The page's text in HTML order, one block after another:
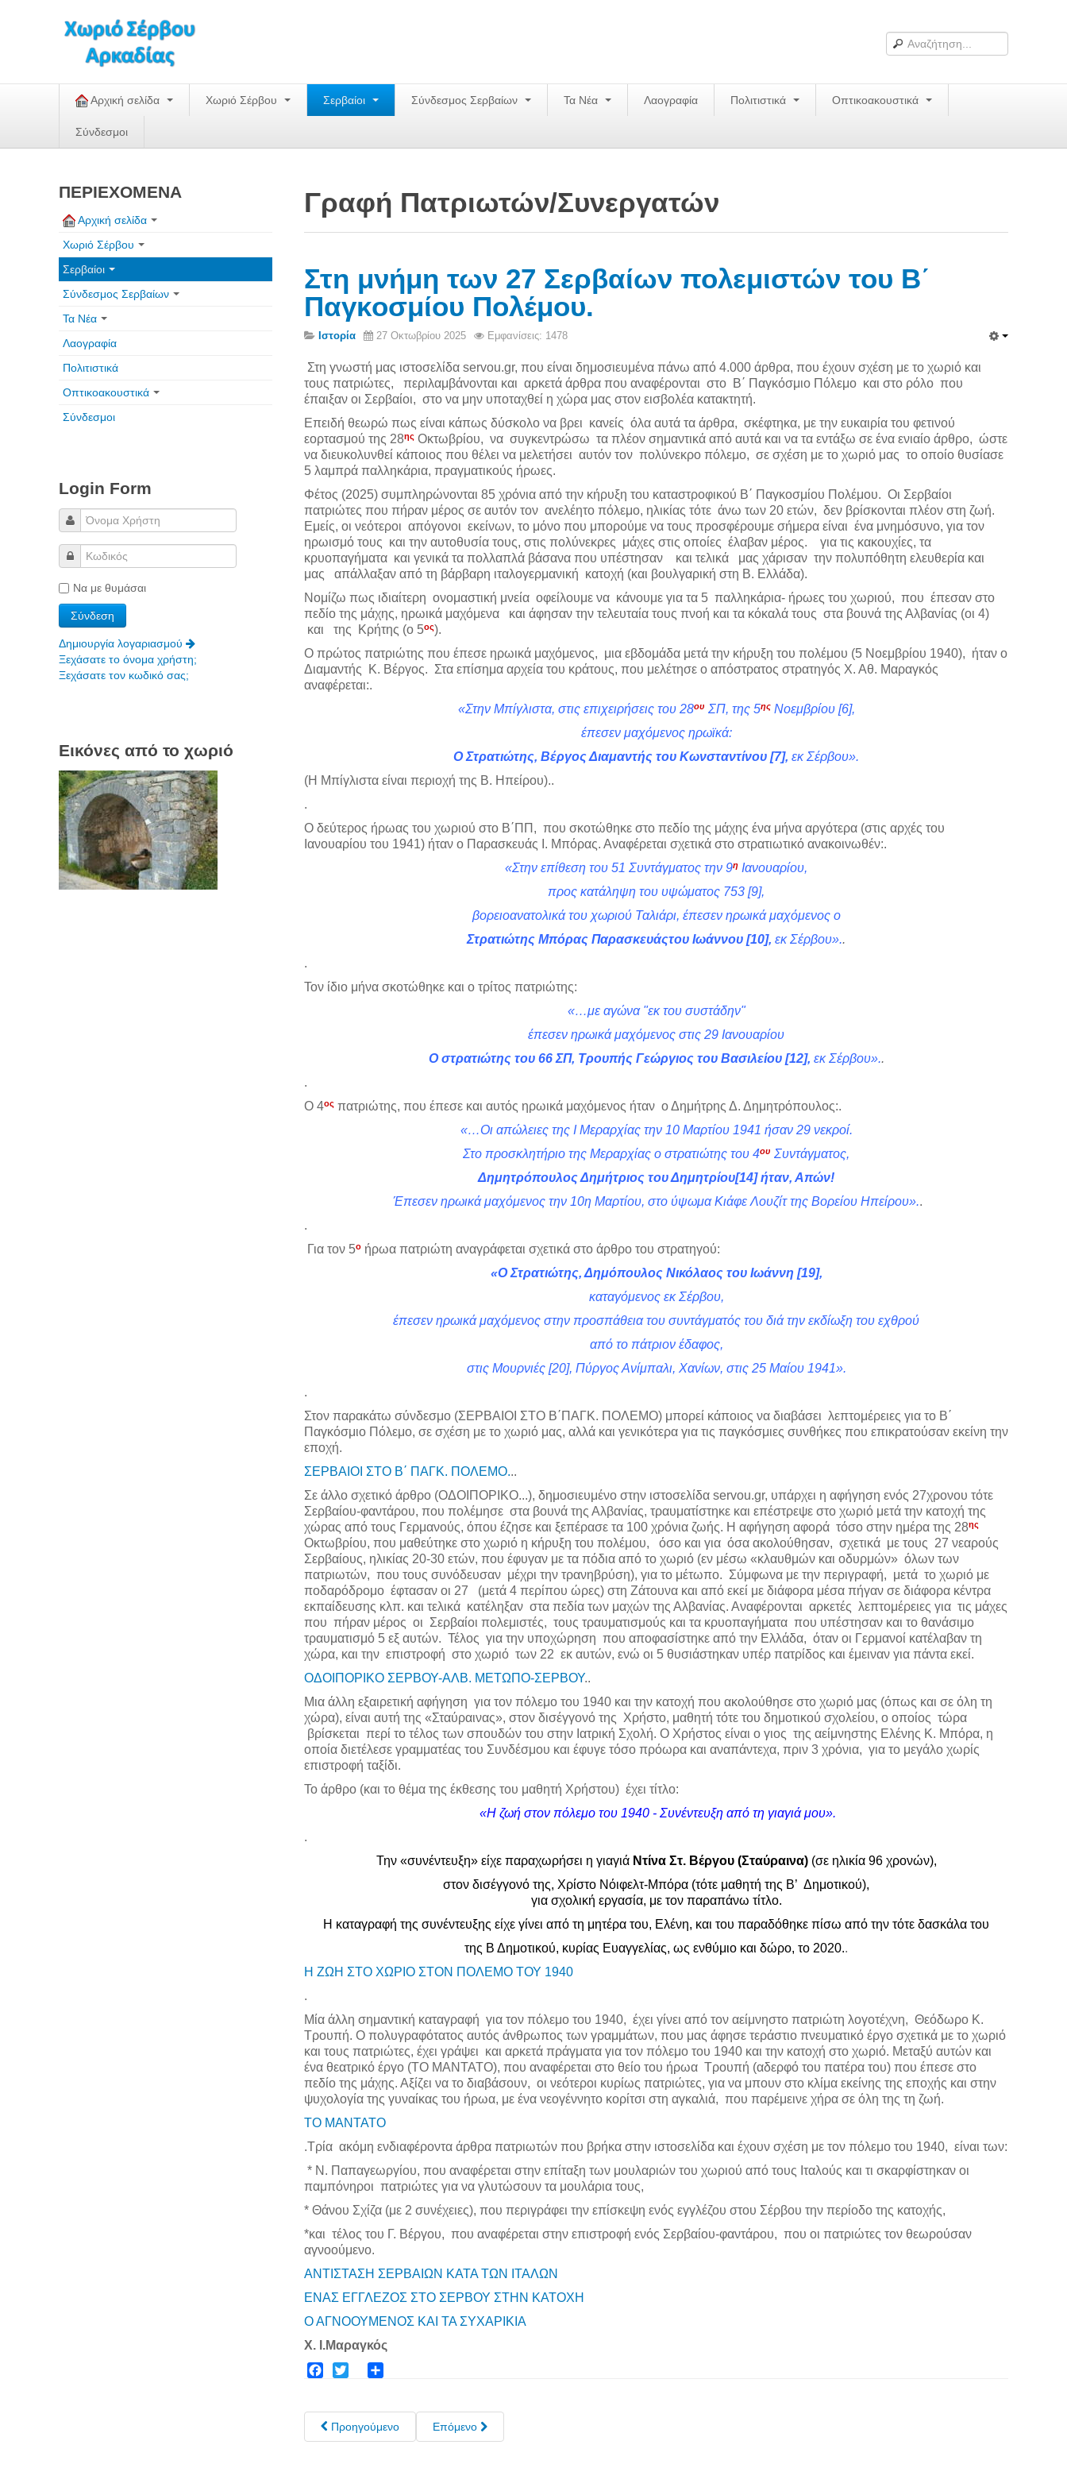
Αρχική σελίδα Χωριό Σέρβου Σερβαίοι Σύνδεσμος Σερβαίων Τα Νέα Λαογραφία Πολιτιστικά Οπτικοακουστικά
Σύνδεσμοι
Γραφή Πατριωτών/Συνεργατών
Στη μνήμη των 27 Σερβαίων πολεμιστών του Β΄
Παγκοσμίου Πολέμου.
Ιστορία 27 Οκτωβρίου 2025 Εμφανίσεις: 1478
Στη γνωστή μας ιστοσελίδα servou.gr, που είναι δημοσιευμένα πάνω από 4.000 άρθρα, που έχουν σχέση με το χωριό και
τους πατριώτες, περιλαμβάνονται και αρκετά άρθρα που αναφέρονται στο Β΄ Παγκόσμιο Πόλεμο και στο ρόλο που
έπαιξαν οι Σερβαίοι, στο να μην υποταχθεί η χώρα μας στον εισβολέα κατακτητή.
Επειδή θεωρώ πως είναι κάπως δύσκολο να βρει κανείς όλα αυτά τα άρθρα, σκέφτηκα, με την ευκαιρία του φετινού
εορτασμού της 28ης Οκτωβρίου, να συγκεντρώσω τα πλέον σημαντικά από αυτά και να τα εντάξω σε ένα ενιαίο άρθρο, ώστε
να διευκολυνθεί κάποιος που θέλει να μελετήσει αυτόν τον πολύνεκρο πόλεμο, σε σχέση με το χωριό μας το οποίο θυσίασε
5 λαμπρά παλληκάρια, πραγματικούς ήρωες.
Φέτος (2025) συμπληρώνονται 85 χρόνια από την κήρυξη του καταστροφικού Β΄ Παγκοσμίου Πολέμου. Οι Σερβαίοι
πατριώτες που πήραν μέρος σε αυτόν τον ανελέητο πόλεμο, ηλικίας τότε άνω των 20 ετών, δεν βρίσκονται πλέον στη ζωή.
Εμείς, οι νεότεροι απόγονοι εκείνων, το μόνο που μπορούμε να τους προσφέρουμε σήμερα είναι ένα μνημόσυνο, για τον
ηρωισμό τους και την αυτοθυσία τους, στις πολύνεκρες μάχες στις οποίες έλαβαν μέρος. για τις κακουχίες, τα
κρυοπαγήματα και γενικά τα πολλαπλά βάσανα που υπέστησαν και τελικά μας χάρισαν την πολυπόθητη ελευθερία και
μας απάλλαξαν από τη βάρβαρη ιταλογερμανική κατοχή (και βουλγαρική στη Β. Ελλάδα).
Νομίζω πως ιδιαίτερη ονομαστική μνεία οφείλουμε να κάνουμε για τα 5 παλληκάρια- ήρωες του χωριού, που έπεσαν στο
πεδίο της μάχης, ηρωικά μαχόμενα και άφησαν την τελευταία τους πνοή και τα κόκαλά τους στα βουνά της Αλβανίας (οι 4)
και της Κρήτης (ο 5ος).
Ο πρώτος πατριώτης που έπεσε ηρωικά μαχόμενος, μια εβδομάδα μετά την κήρυξη του πολέμου (5 Νοεμβρίου 1940), ήταν ο
Διαμαντής Κ. Βέργος. Στα επίσημα αρχεία του κράτους, που μελέτησε ο απόστρατος στρατηγός Χ. Αθ. Μαραγκός
αναφέρεται:.
«Στην Μπίγλιστα, στις επιχειρήσεις του 28ου ΣΠ, της 5ηςΝοεμβρίου [6],
έπεσεν μαχόμενος ηρωϊκά:
Ο Στρατιώτης, Βέργος Διαμαντής του Κωνσταντίνου [7], εκ Σέρβου».
(Η Μπίγλιστα είναι περιοχή της Β. Ηπείρου)..
.
Ο δεύτερος ήρωας του χωριού στο Β΄ΠΠ, που σκοτώθηκε στο πεδίο της μάχης ένα μήνα αργότερα (στις αρχές του
Ιανουαρίου του 1941) ήταν ο Παρασκευάς Ι. Μπόρας. Αναφέρεται σχετικά στο στρατιωτικό ανακοινωθέν:.
«Στην επίθεση του 51 Συντάγματος την 9η Ιανουαρίου,
προς κατάληψη του υψώματος 753 [9],
βορειοανατολικά του χωριού Ταλιάρι, έπεσεν ηρωικά μαχόμενος ο
Στρατιώτης Μπόρας Παρασκευάςτου Ιωάννου [10], εκ Σέρβου»..
.
Τον ίδιο μήνα σκοτώθηκε και ο τρίτος πατριώτης:
«…με αγώνα "εκ του συστάδην"
έπεσεν ηρωικά μαχόμενος στις 29 Ιανουαρίου
Ο στρατιώτης του 66 ΣΠ, Τρουπής Γεώργιος του Βασιλείου [12], εκ Σέρβου»..
.
Ο 4ος πατριώτης, που έπεσε και αυτός ηρωικά μαχόμενος ήταν ο Δημήτρης Δ. Δημητρόπουλος:.
«…Οι απώλειες της Ι Μεραρχίας την 10 Μαρτίου 1941 ήσαν 29 νεκροί.
Στο προσκλητήριο της Μεραρχίας ο στρατιώτης του 4ου Συντάγματος,
Δημητρόπουλος Δημήτριος του Δημητρίου[14]ήταν, Απών!
Έπεσεν ηρωικά μαχόμενος την 10η Μαρτίου, στο ύψωμα Κιάφε Λουζίτ της Βορείου Ηπείρου»..
.
Για τον 5ο ήρωα πατριώτη αναγράφεται σχετικά στο άρθρο του στρατηγού:
«Ο Στρατιώτης, Δημόπουλος Νικόλαος του Ιωάννη [19],
καταγόμενος εκ Σέρβου,
έπεσεν ηρωικά μαχόμενος στην προσπάθεια του συντάγματός του διά την εκδίωξη του εχθρού
από το πάτριον έδαφος,
στις Μουρνιές [20], Πύργος Ανίμπαλι, Χανίων, στις 25 Μαίου 1941».
.
Στον παρακάτω σύνδεσμο (ΣΕΡΒΑΙΟΙ ΣΤΟ Β΄ΠΑΓΚ. ΠΟΛΕΜΟ) μπορεί κάποιος να διαβάσει λεπτομέρειες για το Β΄
Παγκόσμιο Πόλεμο, σε σχέση με το χωριό μας, αλλά και γενικότερα για τις παγκόσμιες συνθήκες που επικρατούσαν εκείνη την
εποχή.
ΣΕΡΒΑΙΟΙ ΣΤΟ Β΄ ΠΑΓΚ. ΠΟΛΕΜΟ...
Σε άλλο σχετικό άρθρο (ΟΔΟΙΠΟΡΙΚΟ...), δημοσιευμένο στην ιστοσελίδα servou.gr, υπάρχει η αφήγηση ενός 27χρονου τότε
Σερβαίου-φαντάρου, που πολέμησε στα βουνά της Αλβανίας, τραυματίστηκε και επέστρεψε στο χωριό μετά την κατοχή της
χώρας από τους Γερμανούς, όπου έζησε και ξεπέρασε τα 100 χρόνια ζωής. Η αφήγηση αφορά τόσο στην ημέρα της 28ης
Οκτωβρίου, που μαθεύτηκε στο χωριό η κήρυξη του πολέμου, όσο και για όσα ακολούθησαν, σχετικά με τους 27 νεαρούς
Σερβαίους, ηλικίας 20-30 ετών, που έφυγαν με τα πόδια από το χωριό (εν μέσω «κλαυθμών και οδυρμών» όλων των
πατριωτών, που τους συνόδευσαν μέχρι την τρανηβρύση), για το μέτωπο. Σύμφωνα με την περιγραφή, μετά το χωριό με
ποδαρόδρομο έφτασαν οι 27 (μετά 4 περίπου ώρες) στη Ζάτουνα και από εκεί με διάφορα μέσα πήγαν σε διάφορα κέντρα
εκπαίδευσης κλπ. και τελικά κατέληξαν στα πεδία των μαχών της Αλβανίας. Αναφέρονται αρκετές λεπτομέρειες για τις μάχες
που πήραν μέρος οι Σερβαίοι πολεμιστές, τους τραυματισμούς και τα κρυοπαγήματα που υπέστησαν και το θανάσιμο
τραυματισμό 5 εξ αυτών. Τέλος για την υποχώρηση που αποφασίστηκε από την Ελλάδα, όταν οι Γερμανοί κατέλαβαν τη
χώρα, και την επιστροφή στο χωριό των 22 εκ αυτών, ενώ οι 5 θυσιάστηκαν υπέρ πατρίδος και έμειναν για πάντα εκεί.
ΟΔΟΙΠΟΡΙΚΟ ΣΕΡΒΟΥ-ΑΛΒ. ΜΕΤΩΠΟ-ΣΕΡΒΟΥ..
Μια άλλη εξαιρετική αφήγηση για τον πόλεμο του 1940 και την κατοχή που ακολούθησε στο χωριό μας (όπως και σε όλη τη
χώρα), είναι αυτή της «Σταύραινας», στον δισέγγονό της Χρήστο, μαθητή τότε του δημοτικού σχολείου, ο οποίος τώρα
βρίσκεται περί το τέλος των σπουδών του στην Ιατρική Σχολή. Ο Χρήστος είναι ο γιος της αείμνηστης Ελένης Κ. Μπόρα, η
οποία διετέλεσε γραμματέας του Συνδέσμου και έφυγε τόσο πρόωρα και αναπάντεχα, πριν 3 χρόνια, για το μεγάλο χωρίς
επιστροφή ταξίδι.
Το άρθρο (και το θέμα της έκθεσης του μαθητή Χρήστου) έχει τίτλο:
«Η ζωή στον πόλεμο του 1940 - Συνέντευξη από τη γιαγιά μου».
.
Την «συνέντευξη» είχε παραχωρήσει η γιαγιά Ντίνα Στ. Βέργου (Σταύραινα)(σε ηλικία 96 χρονών),
στον δισέγγονό της, Χρίστο Νόιφελτ-Μπόρα (τότε μαθητή της Β’ Δημοτικού),
για σχολική εργασία, με τον παραπάνω τίτλο.
Η καταγραφή της συνέντευξης είχε γίνει από τη μητέρα του, Ελένη, και του παραδόθηκε πίσω από την τότε δασκάλα του
της Β Δημοτικού, κυρίας Ευαγγελίας, ως ενθύμιο και δώρο, το 2020..
Η ΖΩΗ ΣΤΟ ΧΩΡΙΟ ΣΤΟΝ ΠΟΛΕΜΟ ΤΟΥ 1940
.
Μία άλλη σημαντική καταγραφή για τον πόλεμο του 1940, έχει γίνει από τον αείμνηστο πατριώτη λογοτέχνη, Θεόδωρο Κ.
Τρουπή. Ο πολυγραφότατος αυτός άνθρωπος των γραμμάτων, που μας άφησε τεράστιο πνευματικό έργο σχετικά με το χωριό
και τους πατριώτες, έχει γράψει και αρκετά πράγματα για τον πόλεμο του 1940 και την κατοχή στο χωριό. Μεταξύ αυτών και
ένα θεατρικό έργο (ΤΟ ΜΑΝΤΑΤΟ), που αναφέρεται στο θείο του ήρωα Τρουπή (αδερφό του πατέρα του) που έπεσε στο
πεδίο της μάχης. Αξίζει να το διαβάσουν, οι νεότεροι κυρίως πατριώτες, για να μπουν στο κλίμα εκείνης της εποχής και στην
ψυχολογία της γυναίκας του ήρωα, με ένα νεογέννητο κορίτσι στη αγκαλιά, που παρέμεινε χήρα σε όλη της τη ζωή.
ΤΟ ΜΑΝΤΑΤΟ
.Τρία ακόμη ενδιαφέροντα άρθρα πατριωτών που βρήκα στην ιστοσελίδα και έχουν σχέση με τον πόλεμο του 1940, είναι των:
* Ν. Παπαγεωργίου, που αναφέρεται στην επίταξη των μουλαριών του χωριού από τους Ιταλούς και τι σκαρφίστηκαν οι
παμπόνηροι πατριώτες για να γλυτώσουν τα μουλάρια τους,
* Θάνου Σχίζα (με 2 συνέχειες), που περιγράφει την επίσκεψη ενός εγγλέζου στου Σέρβου την περίοδο της κατοχής,
*και τέλος του Γ. Βέργου, που αναφέρεται στην επιστροφή ενός Σερβαίου-φαντάρου, που οι πατριώτες τον θεωρούσαν
αγνοούμενο.
ΑΝΤΙΣΤΑΣΗ ΣΕΡΒΑΙΩΝ ΚΑΤΑ ΤΩΝ ΙΤΑΛΩΝ
ΕΝΑΣ ΕΓΓΛΕΖΟΣ ΣΤΟ ΣΕΡΒΟΥ ΣΤΗΝ ΚΑΤΟΧΗ
Ο ΑΓΝΟΟΥΜΕΝΟΣ ΚΑΙ ΤΑ ΣΥΧΑΡΙΚΙΑ
Χ. Ι.Μαραγκός
Προηγούμενο Επόμενο
ΠΕΡΙΕΧΟΜΕΝΑ
Αρχική σελίδα
Χωριό Σέρβου
Σερβαίοι
Σύνδεσμος Σερβαίων
Τα Νέα
Λαογραφία
Πολιτιστικά
Οπτικοακουστικά
Σύνδεσμοι
Login Form
Να με θυμάσαι
Δημιουργία λογαριασμού
Ξεχάσατε το όνομα χρήστη;
Ξεχάσατε τον κωδικό σας;
Εικόνες από το χωριό